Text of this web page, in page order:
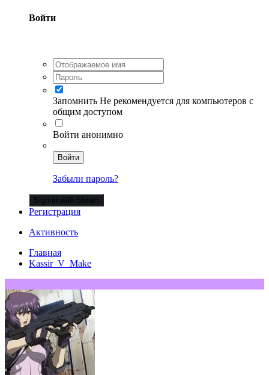
Войти
Запомнить Не рекомендуется для компьютеров с
общим доступом
Войти анонимно
Войти
Забыли пароль?
Sign in with Steam
Регистрация
Активность
Главная
Kassir_V_Make